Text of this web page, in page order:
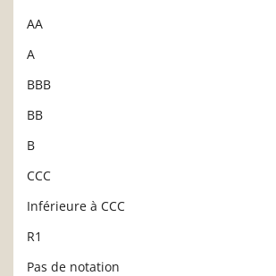
AA
A
BBB
BB
B
CCC
Inférieure à CCC
R1
Pas de notation